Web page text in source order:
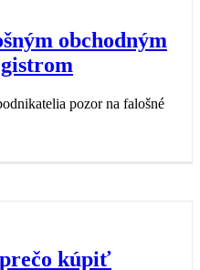
obchodným
pozor na falošné
kúpiť